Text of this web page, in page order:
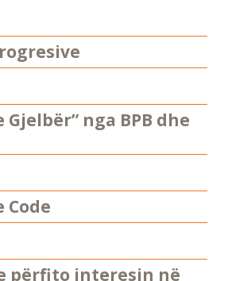
Gjelbër” nga BPB dhe
Code
përfito interesin në